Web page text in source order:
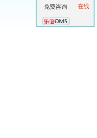
在线
免费咨询